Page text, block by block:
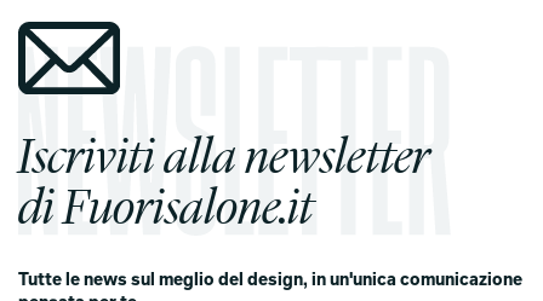
Iscriviti alla newsletter
di Fuorisalone.it
Tutte le news sul meglio del design, in un'unica comunicazione